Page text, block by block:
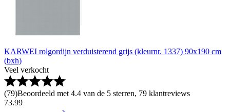
KARWEI rolgordijn verduisterend grijs (kleurnr. 1337) 90x190 cm
(bxh)
Veel verkocht
(79)Beoordeeld met 4.4 van de 5 sterren, 79 klantreviews
73.99